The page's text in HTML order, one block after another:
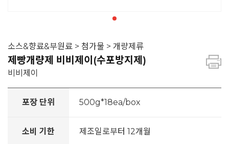
소스&향료&부원료 > 첨가물 > 개량제류
제빵개량제 비비제이(수포방지제)
비비제이
포장 단위 500g*18ea/box
소비 기한 제조일로부터 12개월